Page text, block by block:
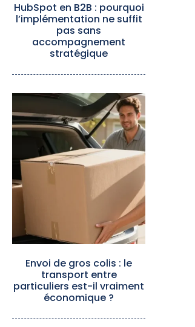
HubSpot en B2B : pourquoi
l’implémentation ne suffit
pas sans
accompagnement
stratégique
Envoi de gros colis : le
transport entre
particuliers est-il vraiment
économique ?